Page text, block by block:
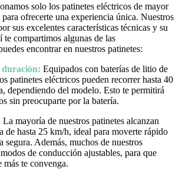
solo los patinetes eléctricos de mayor
ofrecerte una experiencia única. Nuestros
sus excelentes características técnicas y su
compartimos algunas de las
encontrar en nuestros patinetes:
duración: Equipados con baterías de litio de
patinetes eléctricos pueden recorrer hasta 40
dependiendo del modelo. Esto te permitirá
sin preocuparte por la batería.
La mayoría de nuestros patinetes alcanzan
de hasta 25 km/h, ideal para moverte rápido
segura. Además, muchos de nuestros
de conducción ajustables, para que
te convenga.